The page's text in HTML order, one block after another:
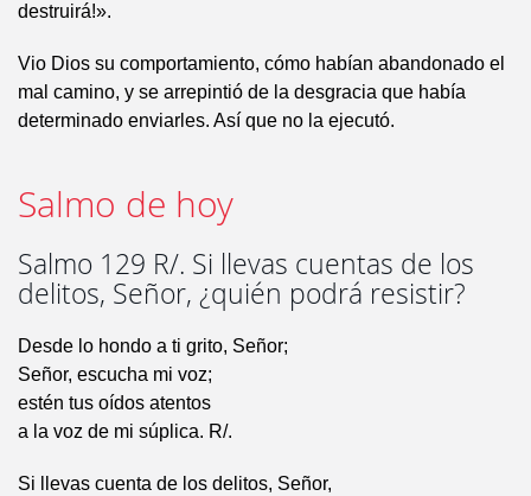
destruirá!».
Vio Dios su comportamiento, cómo habían abandonado el
mal camino, y se arrepintió de la desgracia que había
determinado enviarles. Así que no la ejecutó.
Salmo de hoy
Salmo 129 R/. Si llevas cuentas de los
delitos, Señor, ¿quién podrá resistir?
Desde lo hondo a ti grito, Señor;
Señor, escucha mi voz;
estén tus oídos atentos
a la voz de mi súplica. R/.
Si llevas cuenta de los delitos, Señor,